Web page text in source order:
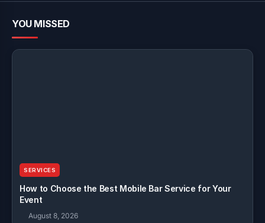
YOU MISSED
SERVICES
How to Choose the Best Mobile Bar Service for Your
Event
August 8, 2026